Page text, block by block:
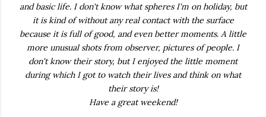
and basic life. I don't know what spheres I'm on holiday, but
it is kind of without any real contact with the surface
because it is full of good, and even better moments. A little
more unusual shots from observer, pictures of people. I
don't know their story, but I enjoyed the little moment
during which I got to watch their lives and think on what
their story is!
Have a great weekend!